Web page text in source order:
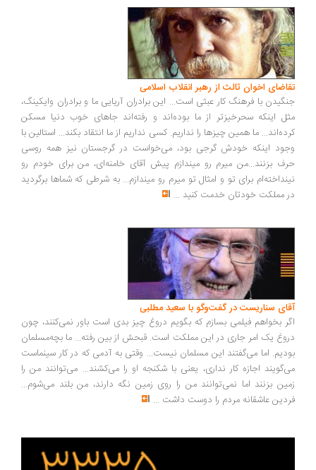
اخوان ثالث از رهبر انقلاب اسلامی
با فرهنگ کار عبثی است... این برادران آریایی ما و برادران وایکینگ،
اینکه سحرخیزتر از ما بوده‌اند و رفته‌اند جاهای خوب دنیا مسکن
ما همین چیزها را نداریم. کسی نداریم از ما انتقاد بکند... استالین با
اینکه خودش گرجی بود، می‌خواست در گرجستان نیز همه روسی
بزنند...من میرم رو میندازم پیش آقای خامنه‌ای، من برای خودم رو
برای تو و امثال تو میرم رو میندازم... به شرطی که شماها برگردید
مملکت خودتان خدمت کنید...
سناریست در گفت‌وگو با سعید مطلبی
بخواهم فیلمی بسازم که بگویم دروغ چیز بدی است باور نمی‌کنند، چون
یک امر جاری در این مملکت است. قبحش از بین رفته... ما بچه‌مسلمان
اما می‌گفتند این مسلمان نیست... وقتی به آدمی که در کار سینماست
اجازه کار نداری، یعنی با شکنجه او را می‌کشند... می‌توانند من را
بزنند اما نمی‌توانند من را روی زمین نگه دارند، من بلند می‌شوم...
عاشقانه مردم را دوست داشت ...